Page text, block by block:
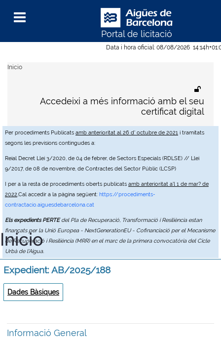
Data i hora oficial: 08/08/2026 14:14h
Per procediments Publicats amb anterioritat al 26 d' octubre de 2021 i tramitats
segons les previsions contingudes a:
Reial Decret Llei 3/2020, de 04 de febrer, de Sectors Especials (RDLSE) // Llei
9/2017, de 08 de novembre, de Contractes del Sector Públic (LCSP)
I per a la resta de procediments oberts publicats amb anterioritat a'l 1 de mar? de
2022,Cal accedir a la pàgina següent: https://procediments-
contractacio.aiguesdebarcelona.cat
Els expedients PERTEdel Pla de Recuperació, Transformació i Resiliència estan
finançats per la Unió Europea - NextGenerationEU - Cofinanciació per el Mecanisme
de Recuperació i Resiliència (MRR) en el marc de la primera convocatòria del Cicle
Urbà de l'Aigua.
Portal de licitació
Menu
Accedeixi a més informació amb el seu
certificat digital
Inicio
Inicio
Expedient: AB/2025/188
Dades Bàsiques
Informació General